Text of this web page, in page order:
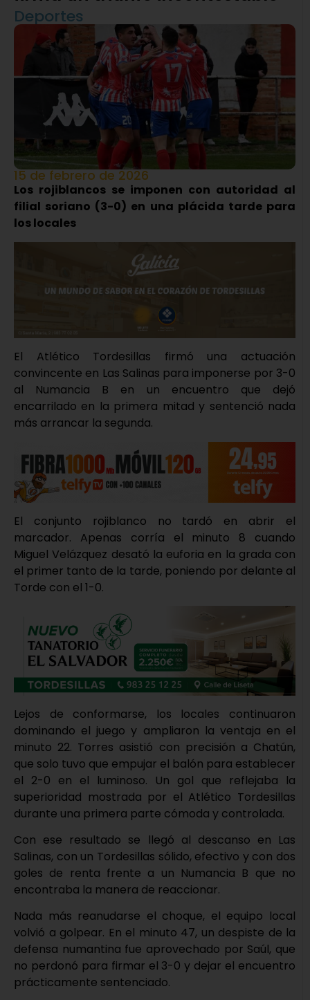
Deportes
15 de febrero de 2026
Los rojiblancos se imponen con autoridad al
filial soriano (3-0) en una plácida tarde para
los locales
El Atlético Tordesillas firmó una actuación
convincente en Las Salinas para imponerse por 3-0
al Numancia B en un encuentro que dejó
encarrilado en la primera mitad y sentenció nada
más arrancar la segunda.
El conjunto rojiblanco no tardó en abrir el
marcador. Apenas corría el minuto 8 cuando
Miguel Velázquez desató la euforia en la grada con
el primer tanto de la tarde, poniendo por delante al
Torde con el 1-0.
Lejos de conformarse, los locales continuaron
dominando el juego y ampliaron la ventaja en el
minuto 22. Torres asistió con precisión a Chatún,
que solo tuvo que empujar el balón para establecer
el 2-0 en el luminoso. Un gol que reflejaba la
superioridad mostrada por el Atlético Tordesillas
durante una primera parte cómoda y controlada.
Con ese resultado se llegó al descanso en Las
Salinas, con un Tordesillas sólido, efectivo y con dos
goles de renta frente a un Numancia B que no
encontraba la manera de reaccionar.
Nada más reanudarse el choque, el equipo local
volvió a golpear. En el minuto 47, un despiste de la
defensa numantina fue aprovechado por Saúl, que
no perdonó para firmar el 3-0 y dejar el encuentro
prácticamente sentenciado.